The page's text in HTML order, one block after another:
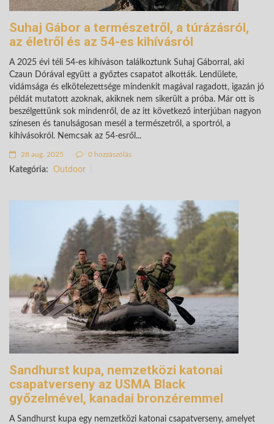
Suhaj Gábor a természetről, a túrázásról,
az életről és az 54-es kihívásról
A 2025 évi téli 54-es kihíváson találkoztunk Suhaj Gáborral, aki
Czaun Dórával együtt a győztes csapatot alkották. Lendülete,
vidámsága és elkötelezettsége mindenkit magával ragadott, igazán jó
példát mutatott azoknak, akiknek nem sikerült a próba. Már ott is
beszélgettünk sok mindenről, de az itt következő interjúban nagyon
színesen és tanulságosan mesél a természetről, a sportról, a
kihívásokról. Nemcsak az 54-esről...
28 aug. 2025 0 hozzászólás
Kategória: Outdoor
Sandhurst kupa, nemzetközi katonai
csapatverseny az USMA Black
győzelmével, kanadai bronzéremmel
A Sandhurst kupa egy nemzetközi katonai csapatverseny, amelyet